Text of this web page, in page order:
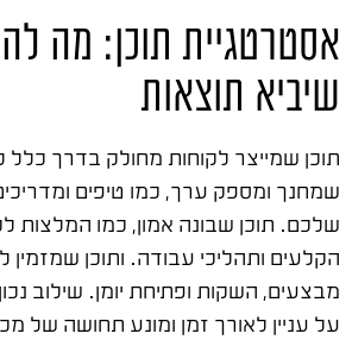
אסטרטגיית תוכן: מה
שיביא תוצאות
תוכן שמייצר לקוחות מחולק בדרך כלל
שמחנך ומספק ערך, כמו טיפים
שלכם. תוכן שבונה אמון, כמו המלצות
הקלעים ותהליכי עבודה. ותוכן שמזמין
מבצעים, השקות ופתיחת יומן. שילוב
על עניין לאורך זמן ומונע תחושה של